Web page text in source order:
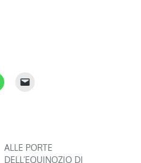
ALLE PORTE
DELL’EQUINOZIO DI